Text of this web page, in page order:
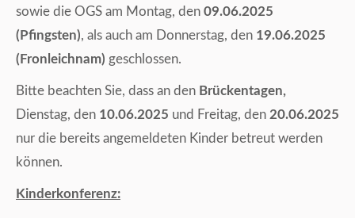
sowie die OGS am Montag, den 09.06.2025
(Pfingsten), als auch am Donnerstag, den 19.06.2025
(Fronleichnam) geschlossen.
Bitte beachten Sie, dass an den Brückentagen,
Dienstag, den 10.06.2025 und Freitag, den 20.06.2025
nur die bereits angemeldeten Kinder betreut werden
können.
Kinderkonferenz: